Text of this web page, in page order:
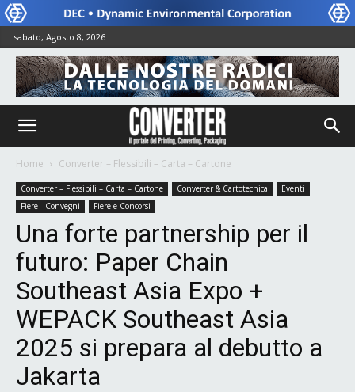
sabato, Agosto 8, 2026
Home Converter – Flessibili – Carta – Cartone
Converter – Flessibili – Carta – Cartone Converter & Cartotecnica
Eventi
Fiere - Convegni
Fiere e Concorsi
Una forte partnership per il
futuro: Paper Chain
Southeast Asia Expo +
WEPACK Southeast Asia
2025 si prepara al debutto a
Jakarta